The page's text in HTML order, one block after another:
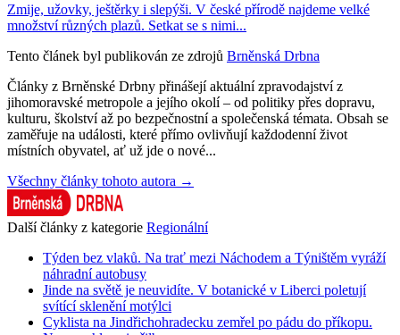
Zmije, užovky, ještěrky i slepýši. V české přírodě najdeme velké
množství různých plazů. Setkat se s nimi...
Tento článek byl publikován ze zdrojů Brněnská Drbna
Články z Brněnské Drbny přinášejí aktuální zpravodajství z
jihomoravské metropole a jejího okolí – od politiky přes dopravu,
kulturu, školství až po bezpečnostní a společenská témata. Obsah se
zaměřuje na události, které přímo ovlivňují každodenní život
místních obyvatel, ať už jde o nové...
Všechny články tohoto autora →
Další články z kategorie Regionální
Týden bez vlaků. Na trať mezi Náchodem a Týništěm vyráží
náhradní autobusy
Jinde na světě je neuvidíte. V botanické v Liberci poletují
svítící sklenění motýlci
Cyklista na Jindřichohradecku zemřel po pádu do příkopu.